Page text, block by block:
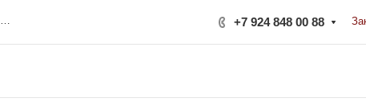
г. Благовещенск, ул. Северная, 222Б
+7 924 848 00 88